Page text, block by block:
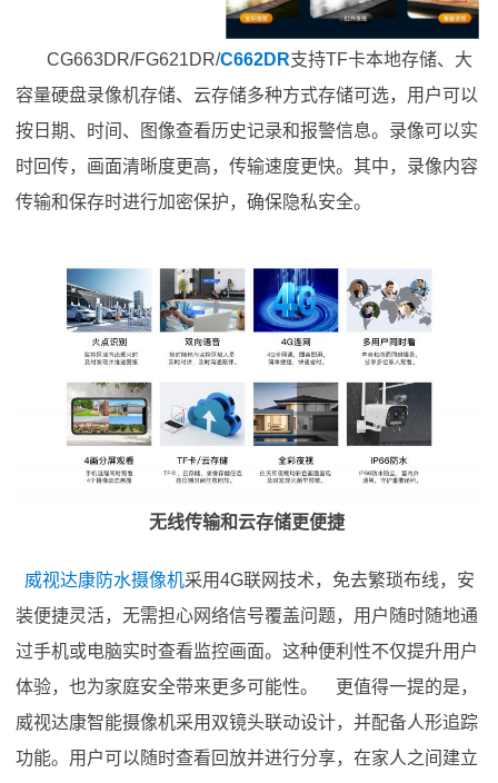
CG663DR/FG621DR/C662DR支持TF卡本地存储、大
容量硬盘录像机存储、云存储多种方式存储可选，用户可以
按日期、时间、图像查看历史记录和报警信息。录像可以实
时回传，画面清晰度更高，传输速度更快。其中，录像内容
传输和保存时进行加密保护，确保隐私安全。
无线传输和云存储更便捷
威视达康防水摄像机采用4G联网技术，免去繁琐布线，安
装便捷灵活，无需担心网络信号覆盖问题，用户随时随地通
过手机或电脑实时查看监控画面。这种便利性不仅提升用户
体验，也为家庭安全带来更多可能性。 更值得一提的是，
威视达康智能摄像机采用双镜头联动设计，并配备人形追踪
功能。用户可以随时查看回放并进行分享，在家人之间建立